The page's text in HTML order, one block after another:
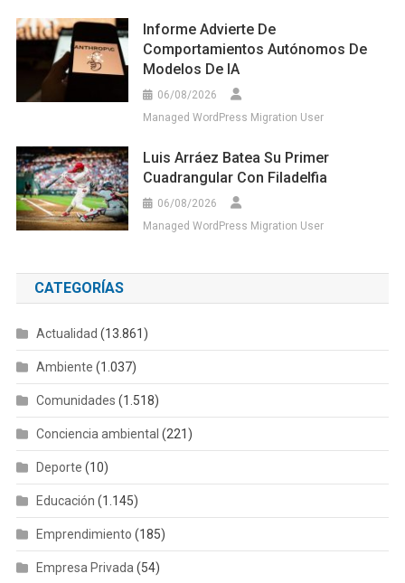
Informe Advierte De
Comportamientos Autónomos De
Modelos De IA
06/08/2026
Managed WordPress Migration User
Luis Arráez Batea Su Primer
Cuadrangular Con Filadelfia
06/08/2026
Managed WordPress Migration User
CATEGORÍAS
Actualidad (13.861)
Ambiente (1.037)
Comunidades (1.518)
Conciencia ambiental (221)
Deporte (10)
Educación (1.145)
Emprendimiento (185)
Empresa Privada(54)